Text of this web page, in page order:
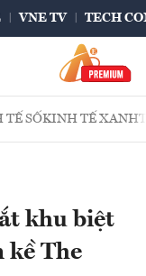
VNE TV TECH
TẾ SỐKINH TẾ XANH
khu biệt
kề The